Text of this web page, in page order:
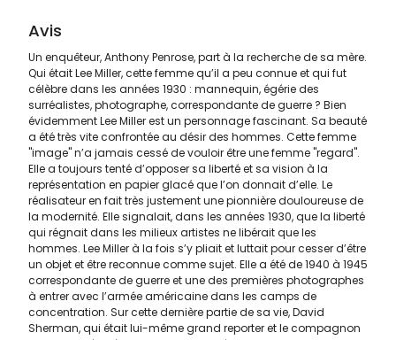
Avis
Un enquêteur, Anthony Penrose, part à la recherche de sa mère.
Qui était Lee Miller, cette femme qu’il a peu connue et qui fut
célèbre dans les années 1930 : mannequin, égérie des
surréalistes, photographe, correspondante de guerre ? Bien
évidemment Lee Miller est un personnage fascinant. Sa beauté
a été très vite confrontée au désir des hommes. Cette femme
"image" n’a jamais cessé de vouloir être une femme "regard".
Elle a toujours tenté d’opposer sa liberté et sa vision à la
représentation en papier glacé que l’on donnait d’elle. Le
réalisateur en fait très justement une pionnière douloureuse de
la modernité. Elle signalait, dans les années 1930, que la liberté
qui régnait dans les milieux artistes ne libérait que les
hommes. Lee Miller à la fois s’y pliait et luttait pour cesser d’être
un objet et être reconnue comme sujet. Elle a été de 1940 à 1945
correspondante de guerre et une des premières photographes
à entrer avec l’armée américaine dans les camps de
concentration. Sur cette dernière partie de sa vie, David
Sherman, qui était lui-même grand reporter et le compagnon